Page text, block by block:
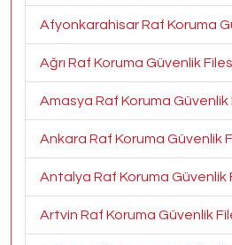
Afyonkarahisar Raf Koruma
Ağrı Raf Koruma Güvenlik
Amasya Raf Koruma Güvenlik
Ankara Raf Koruma Güvenlik
Antalya Raf Koruma Güvenlik
Artvin Raf Koruma Güvenlik